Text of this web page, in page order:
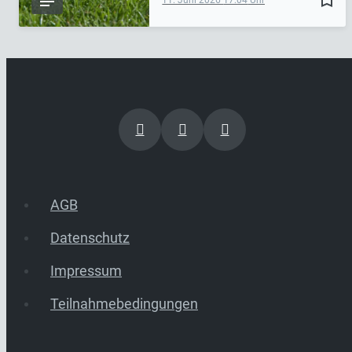
AGB
Datenschutz
Impressum
Teilnahmebedingungen